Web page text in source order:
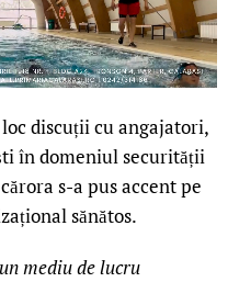
discuții cu angajatori,
în domeniul securității
s-a pus accent pe
sănătos.
mediu de lucru